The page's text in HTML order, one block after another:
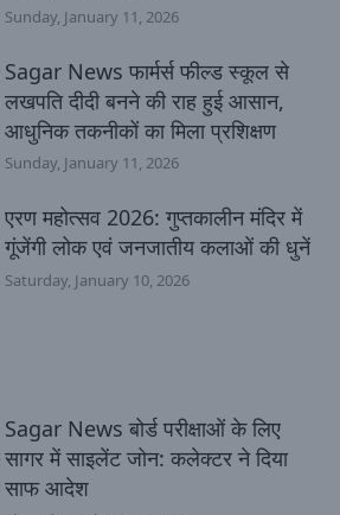
Sunday, January 11, 2026
Sagar News फार्मर्स फील्ड स्कूल से
लखपति दीदी बनने की राह हुई आसान,
आधुनिक तकनीकों का मिला प्रशिक्षण
Sunday, January 11, 2026
एरण महोत्सव 2026: गुप्तकालीन मंदिर में
गूंजेंगी लोक एवं जनजातीय कलाओं की धुनें
Saturday, January 10, 2026
Sagar News बोर्ड परीक्षाओं के लिए
सागर में साइलेंट जोन: कलेक्टर ने दिया
साफ आदेश